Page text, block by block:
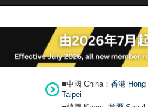
■中國 China： 香港 Hong
Taipei